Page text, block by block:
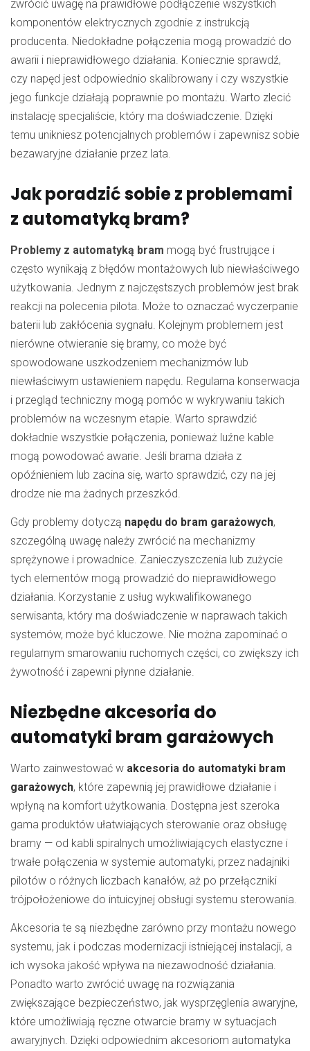
zwrócić uwagę na prawidłowe podłączenie wszystkich
komponentów elektrycznych zgodnie z instrukcją
producenta. Niedokładne połączenia mogą prowadzić do
awarii i nieprawidłowego działania. Koniecznie sprawdź,
czy napęd jest odpowiednio skalibrowany i czy wszystkie
jego funkcje działają poprawnie po montażu. Warto zlecić
instalację specjaliście, który ma doświadczenie. Dzięki
temu unikniesz potencjalnych problemów i zapewnisz sobie
bezawaryjne działanie przez lata.
Jak poradzić sobie z problemami
z automatyką bram?
Problemy z automatyką bram mogą być frustrujące i
często wynikają z błędów montażowych lub niewłaściwego
użytkowania. Jednym z najczęstszych problemów jest brak
reakcji na polecenia pilota. Może to oznaczać wyczerpanie
baterii lub zakłócenia sygnału. Kolejnym problemem jest
nierówne otwieranie się bramy, co może być
spowodowane uszkodzeniem mechanizmów lub
niewłaściwym ustawieniem napędu. Regularna konserwacja
i przegląd techniczny mogą pomóc w wykrywaniu takich
problemów na wczesnym etapie. Warto sprawdzić
dokładnie wszystkie połączenia, ponieważ luźne kable
mogą powodować awarie. Jeśli brama działa z
opóźnieniem lub zacina się, warto sprawdzić, czy na jej
drodze nie ma żadnych przeszkód.
Gdy problemy dotyczą napędu do bram garażowych,
szczególną uwagę należy zwrócić na mechanizmy
sprężynowe i prowadnice. Zanieczyszczenia lub zużycie
tych elementów mogą prowadzić do nieprawidłowego
działania. Korzystanie z usług wykwalifikowanego
serwisanta, który ma doświadczenie w naprawach takich
systemów, może być kluczowe. Nie można zapominać o
regularnym smarowaniu ruchomych części, co zwiększy ich
żywotność i zapewni płynne działanie.
Niezbędne akcesoria do
automatyki bram garażowych
Warto zainwestować w akcesoria do automatyki bram
garażowych, które zapewnią jej prawidłowe działanie i
wpłyną na komfort użytkowania. Dostępna jest szeroka
gama produktów ułatwiających sterowanie oraz obsługę
bramy — od kabli spiralnych umożliwiających elastyczne i
trwałe połączenia w systemie automatyki, przez nadajniki
pilotów o różnych liczbach kanałów, aż po przełączniki
trójpołożeniowe do intuicyjnej obsługi systemu sterowania.
Akcesoria te są niezbędne zarówno przy montażu nowego
systemu, jak i podczas modernizacji istniejącej instalacji, a
ich wysoka jakość wpływa na niezawodność działania.
Ponadto warto zwrócić uwagę na rozwiązania
zwiększające bezpieczeństwo, jak wysprzęglenia awaryjne,
które umożliwiają ręczne otwarcie bramy w sytuacjach
awaryjnych. Dzięki odpowiednim akcesoriom automatyka